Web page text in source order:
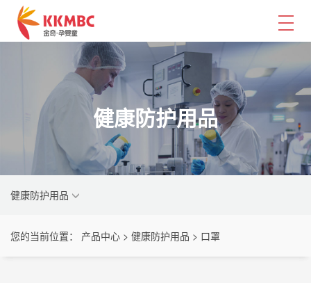
健康防护用品
健康防护用品
您的当前位置： 产品中心 > 健康防护用品 > 口罩